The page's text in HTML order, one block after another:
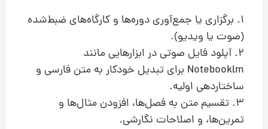
1. برگزاری یا جمع‌آوری دوره‌ها و کارگاه‌های ضبط‌شده
(صوت یا ویدیو).
2. آپلود فایل صوتی در ابزارهایی مانند
Notebooklm برای تبدیل خودکار به متن فارسی و
ساختاردهی اولیه.
3. تقسیم متن به فصل‌ها، افزودن مثال‌ها و
تمرین‌ها، و اصلاحات نگارشی.